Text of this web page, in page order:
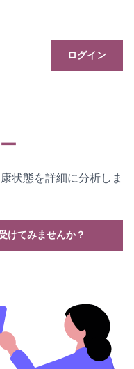
ログイン
状態を詳細に分析しま
けてみませんか？